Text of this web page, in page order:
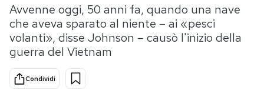
Tecnologia
Internet
Scienza
Cultura
Economia
Storie/Idee
Ok Boomer!
Media
Avvenne oggi, 50 anni fa, quando una nave
che aveva sparato al niente – ai «pesci
volanti», disse Johnson – causò l'inizio della
guerra del Vietnam
Condividi